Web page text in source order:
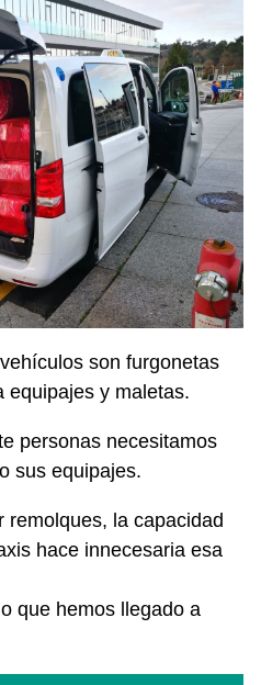
son furgonetas
equipajes y maletas.
personas necesitamos
sus equipajes.
remolques, la capacidad
hace innecesaria esa
que hemos llegado a